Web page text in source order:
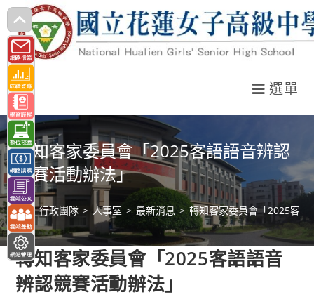
跳
轉
至
主
要
內
容
選單
轉知客家委員會「2025客語語音辨認
競賽活動辦法」
> 行政團隊 > 人事室 > 最新消息 > 轉知客家委員會「2025客
轉知客家委員會「2025客語語音
辨認競賽活動辦法」